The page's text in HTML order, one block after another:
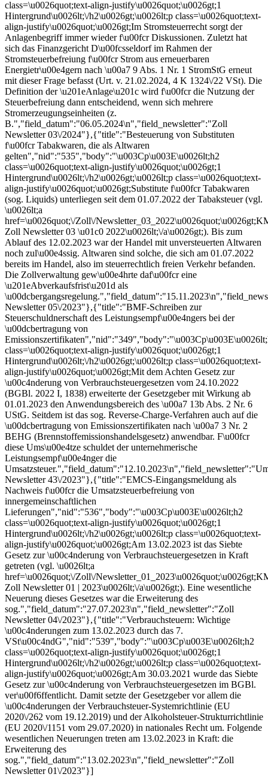
class=\u0026quot;text-align-justify\u0026quot;\u0026gt;1
Hintergrund\u0026lt;\/h2\u0026gt;\u0026lt;p class=\u0026quot;text-
align-justify\u0026quot;\u0026gt;Im Stromsteuerrecht sorgt der
Anlagenbegriff immer wieder f\u00fcr Diskussionen. Zuletzt hat
sich das Finanzgericht D\u00fcsseldorf im Rahmen der
Stromsteuerbefreiung f\u00fcr Strom aus erneuerbaren
Energietr\u00e4gern nach \u00a7 9 Abs. 1 Nr. 1 StromStG erneut
mit dieser Frage befasst (Urt. v. 21.02.2024, 4 K 1324\/22 VSt). Die
Definition der \u201eAnlage\u201c wird f\u00fcr die Nutzung der
Steuerbefreiung dann entscheidend, wenn sich mehrere
Stromerzeugungseinheiten (z.
B.","field_datum":"06.05.2024\n","field_newsletter":"Zoll
Newsletter 03\/2024"},{"title":"Besteuerung von Substituten
f\u00fcr Tabakwaren, die als Altwaren
gelten","nid":"535","body":"\u003Cp\u003E\u0026lt;h2
class=\u0026quot;text-align-justify\u0026quot;\u0026gt;1
Hintergrund\u0026lt;\/h2\u0026gt;\u0026lt;p class=\u0026quot;text-
align-justify\u0026quot;\u0026gt;Substitute f\u00fcr Tabakwaren
(sog. Liquids) unterliegen seit dem 01.07.2022 der Tabaksteuer (vgl.
\u0026lt;a
href=\u0026quot;\/Zoll\/
Zoll Newsletter 03 \u01c0 2022\u0026lt;\/a\u0026gt;). Bis zum
Ablauf des 12.02.2023 war der Handel mit unversteuerten Altwaren
noch zul\u00e4ssig. Altwaren sind solche, die sich am 01.07.2022
bereits im Handel, also im steuerrechtlich freien Verkehr befanden.
Die Zollverwaltung gew\u00e4hrte daf\u00fcr eine
\u201eAbverkaufsfrist\u201d als
Newsletter 05\/2023"},{"title":"BMF-Schreiben zur
Steuerschuldnerschaft des Leistungsempf\u00e4ngers bei der
\u00dcbertragung von
class=\u0026quot;text-align-justify\u0026quot;\u0026gt;1
Hintergrund\u0026lt;\/h2\u0026gt;\u0026lt;p class=\u0026quot;text-
align-justify\u0026quot;\u0026gt;Mit dem Achten Gesetz zur
\u00c4nderung von Verbrauchsteuergesetzen vom 24.10.2022
(BGBl. 2022 I, 1838) erweiterte der Gesetzgeber mit Wirkung ab
01.01.2023 den Anwendungsbereich des \u00a7 13b Abs. 2 Nr. 6
UStG. Seitdem ist das sog. Reverse-Charge-Verfahren auch auf die
\u00dcbertragung von Emissionszertifikaten nach \u00a7 3 Nr. 2
BEHG (Brennstoffemissionshandelsgesetz) anwendbar. F\u00fcr
diese Ums\u00e4tze schuldet der unternehmerische
Leistungsempf\u00e4nger die
Newsletter 43\/2023"},{"title":"EMCS-Eingangsmeldung als
Nachweis f\u00fcr die Umsatzsteuerbefreiung von
innergemeinschaftlichen
Lieferungen","nid":"536","body":"\u003Cp\u003E\u0026lt;h2
class=\u0026quot;text-align-justify\u0026quot;\u0026gt;1
Hintergrund\u0026lt;\/h2\u0026gt;\u0026lt;p class=\u0026quot;text-
align-justify\u0026quot;\u0026gt;Am 13.02.2023 ist das Siebte
Gesetz zur \u00c4nderung von Verbrauchsteuergesetzen in Kraft
getreten (vgl. \u0026lt;a
href=\u0026quot;\/Zoll\/
Zoll Newsletter 01 | 2023\u0026lt;\/a\u0026gt;). Eine wesentliche
Neuerung dieses Gesetzes war die Erweiterung des
sog.","field_datum":"27.07.2023\n","field_newsletter":"Zoll
Newsletter 04\/2023"},{"title":"Verbrauchsteuern: Wichtige
\u00c4nderungen zum 13.02.2023 durch das 7.
VSt\u00c4ndG","nid":"539","body":"\u003Cp\u003E\u0026lt;h2
class=\u0026quot;text-align-justify\u0026quot;\u0026gt;1
Hintergrund\u0026lt;\/h2\u0026gt;\u0026lt;p class=\u0026quot;text-
align-justify\u0026quot;\u0026gt;Am 30.03.2021 wurde das Siebte
Gesetz zur \u00c4nderung von Verbrauchsteuergesetzen im BGBl.
ver\u00f6ffentlicht. Damit setzte der Gesetzgeber vor allem die
\u00c4nderungen der Verbrauchsteuer-Systemrichtlinie (EU
2020\/262 vom 19.12.2019) und der Alkoholsteuer-Strukturrichtlinie
(EU 2020\/1151 vom 29.07.2020) in nationales Recht um. Folgende
wesentlichen Neuerungen treten am 13.02.2023 in Kraft: die
Erweiterung des
sog.","field_datum":"13.02.2023\n","field_newsletter":"Zoll
Newsletter 01\/2023"}]